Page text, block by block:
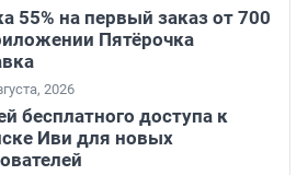
55% на первый заказ от 700
Пятёрочка
2026
бесплатного доступа к
Иви для новых